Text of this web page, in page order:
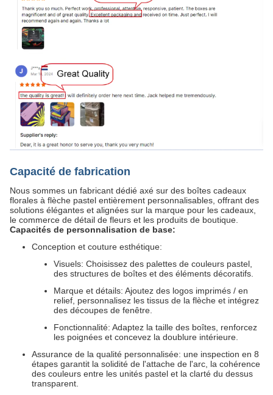
Capacité de fabrication
Nous sommes un fabricant dédié axé sur des boîtes cadeaux
florales à flèche pastel entièrement personnalisables, offrant des
solutions élégantes et alignées sur la marque pour les cadeaux,
le commerce de détail de fleurs et les produits de boutique.
Capacités de personnalisation de base:
Conception et couture esthétique:
Visuels: Choisissez des palettes de couleurs pastel,
des structures de boîtes et des éléments décoratifs.
Marque et détails: Ajoutez des logos imprimés / en
relief, personnalisez les tissus de la flèche et intégrez
des découpes de fenêtre.
Fonctionnalité: Adaptez la taille des boîtes, renforcez
les poignées et concevez la doublure intérieure.
Assurance de la qualité personnalisée: une inspection en 8
étapes garantit la solidité de l'attache de l'arc, la cohérence
des couleurs entre les unités pastel et la clarté du dessus
transparent.